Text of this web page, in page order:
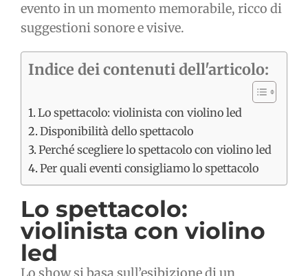
evento in un momento memorabile, ricco di
suggestioni sonore e visive.
Indice dei contenuti dell'articolo:
Lo spettacolo: violinista con violino led
Disponibilità dello spettacolo
Perché scegliere lo spettacolo con violino led
Per quali eventi consigliamo lo spettacolo
Lo spettacolo:
violinista con violino
led